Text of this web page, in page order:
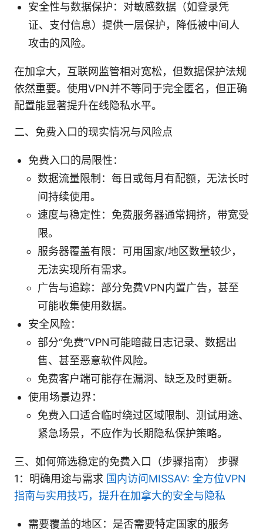
安全性与数据保护：对敏感数据（如登录凭
证、支付信息）提供一层保护，降低被中间人
攻击的风险。
在加拿大，互联网监管相对宽松，但数据保护法规
依然重要。使用VPN并不等同于完全匿名，但正确
配置能显著提升在线隐私水平。
二、免费入口的现实情况与风险点
免费入口的局限性：
数据流量限制：每日或每月有配额，无法长时
间持续使用。
速度与稳定性：免费服务器通常拥挤，带宽受
限。
服务器覆盖有限：可用国家/地区数量较少，
无法实现所有需求。
广告与追踪：部分免费VPN内置广告，甚至
可能收集使用数据。
安全风险：
部分“免费”VPN可能暗藏日志记录、数据出
售、甚至恶意软件风险。
免费客户端可能存在漏洞、缺乏及时更新。
使用场景边界：
免费入口适合临时绕过区域限制、测试用途、
紧急场景，不应作为长期隐私保护策略。
三、如何筛选稳定的免费入口（步骤指南） 步骤
1：明确用途与需求 国内访问MISSAV: 全方位VPN
指南与实用技巧，提升在加拿大的安全与隐私
需要覆盖的地区：是否需要特定国家的服务